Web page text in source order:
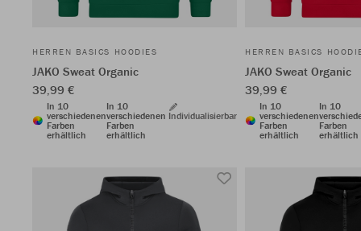
HERREN BASICS HOODIES
JAKO Sweat Organic
39,99 €
In 10
verschiedenen
Farben
erhältlich
In 10
verschiedenen
Farben
erhältlich
Individualisierbar
HERREN BASICS
JAKO Sweat Organic
39,99 €
In 10
verschiedenen
Farben
erhältlich
In 10
Farben
erhältlich